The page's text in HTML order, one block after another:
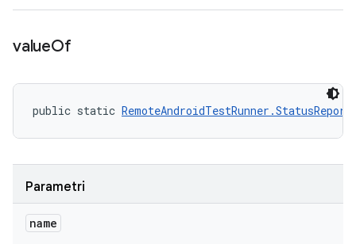
valueOf
public static
Parametri
name